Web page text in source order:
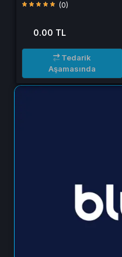
(0)
0.00 TL
Tedarik
Aşamasında